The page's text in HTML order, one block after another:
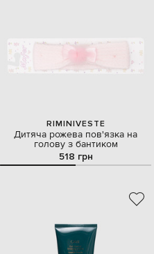
RIMINIVESTE
Дитяча рожева пов'язка на
голову з бантиком
518 грн